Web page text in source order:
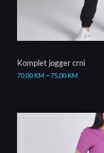
Komplet jogger crni
70,00 KM–75,00 KM